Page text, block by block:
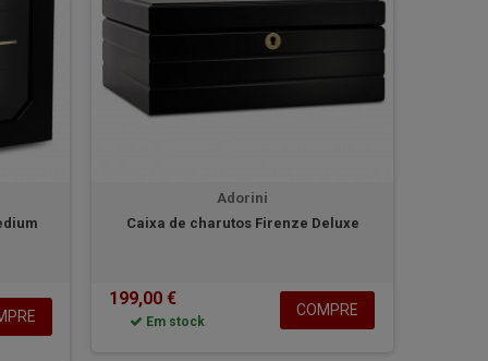
Adorini
Caixa de charutos Firenze Deluxe
199,00 €
Em stock
COMPRE